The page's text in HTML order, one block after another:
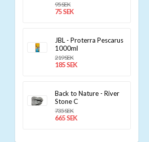
95 SEK
75 SEK
JBL - Proterra Pescarus
1000ml
219 SEK
185 SEK
Back to Nature - River
Stone C
735 SEK
665 SEK